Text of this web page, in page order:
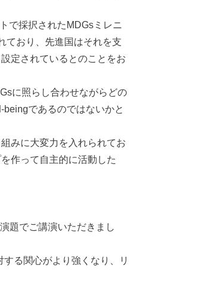
で採択されたMDGsミレニ
ており、先進国はそれを支
定されているとのことをお
に照らし合わせながらどの
であるのではないかと
みに大変力を入れられてお
作って自主的に活動した
題でご講演いただきまし
る関心がより強くなり、リ